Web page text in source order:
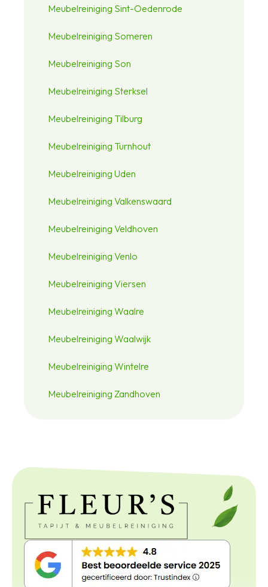
Meubelreiniging Sint-Oedenrode
Meubelreiniging Someren
Meubelreiniging Son
Meubelreiniging Sterksel
Meubelreiniging Tilburg
Meubelreiniging Turnhout
Meubelreiniging Uden
Meubelreiniging Valkenswaard
Meubelreiniging Veldhoven
Meubelreiniging Venlo
Meubelreiniging Viersen
Meubelreiniging Waalre
Meubelreiniging Waalwijk
Meubelreiniging Wintelre
Meubelreiniging Zandhoven